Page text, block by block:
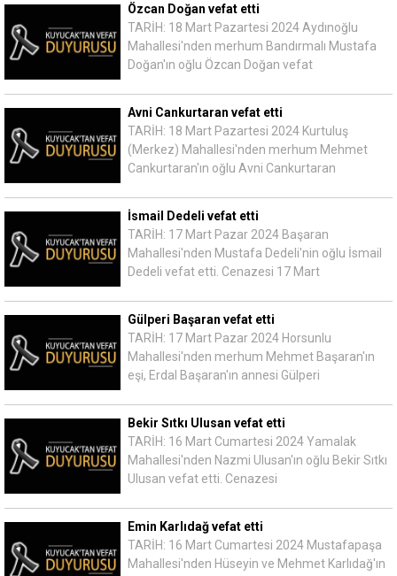
Özcan Doğan vefat etti
TARİH: 18 Mart Pazartesi 2024 Aydınoğlu
Mahallesi'nden merhum Bandırmalı Mustafa
Doğan'ın oğlu Özcan Doğan vefat
Avni Cankurtaran vefat etti
TARİH: 18 Mart Pazartesi 2024 Kurtuluş
(Merkez) Mahallesi'nden merhum Mehmet
Cankurtaran'ın oğlu Avni Cankurtaran
İsmail Dedeli vefat etti
TARİH: 17 Mart Pazar 2024 Başaran
Mahallesi'nden Mustafa Dedeli'nin oğlu İsmail
Dedeli vefat etti. Cenazesi 17 Mart
Gülperi Başaran vefat etti
TARİH: 17 Mart Pazar 2024 Horsunlu
Mahallesi'nden merhum Mehmet Başaran'ın
eşi, Erdal Başaran'ın annesi Gülperi
Bekir Sıtkı Ulusan vefat etti
TARİH: 16 Mart Cumartesi 2024 Yamalak
Mahallesi'nden Nazmi Ulusan'ın oğlu Bekir Sıtkı
Ulusan vefat etti. Cenazesi
Emin Karlıdağ vefat etti
TARİH: 16 Mart Cumartesi 2024 Mustafapaşa
Mahallesi'nden Hüseyin ve Mehmet Karlıdağ'ın